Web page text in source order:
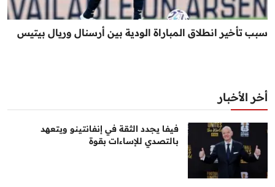
سبب تأخير انطلاق المباراة الودية بين أرسنال وريال بيتيس
أخر الأخبار
فيفا يجدد الثقة في إنفانتينو ويتعهد
بالتصدي للإساءات بقوة